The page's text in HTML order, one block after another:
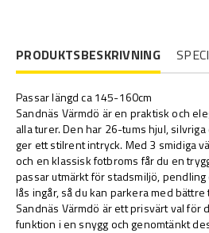
PRODUKTSBESKRIVNING
Passar längd ca 145-160cm
Sandnäs Värmdö är en praktisk och
alla turer. Den har 26-tums hjul,
ger ett stilrent intryck. Med 3 smidiga
och en klassisk fotbroms får du en
passar utmärkt för stadsmiljö,
lås ingår, så du kan parkera med
Sandnäs Värmdö är ett prisvärt val för
funktion i en snygg och genomtänkt